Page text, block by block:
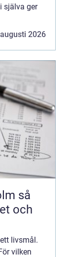
själva ger
2026
så
och
livsmål.
vilken